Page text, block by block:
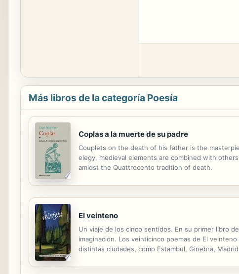
Más libros de la categoría Poesía
Coplas a la muerte de su padre
Couplets on the death of his father is the
elegy, medieval elements are combined with
amidst the Quattrocento tradition of death.
El veinteno
Un viaje de los cinco sentidos. En su primer libro
imaginación. Los veinticinco poemas de El
distintas ciudades, como Estambul, Ginebra,